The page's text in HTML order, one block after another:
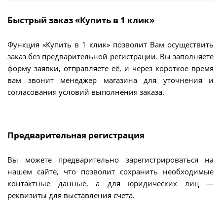
Быстрый заказ «Купить в 1 клик»
Функция «Купить в 1 клик» позволит Вам осуществить
заказ без предварительной регистрации. Вы заполняете
форму заявки, отправляете её, и через короткое время
вам звонит менеджер магазина для уточнения и
согласования условий выполнения заказа.
Предварительная регистрация
Вы можете предварительно зарегистрироваться на
нашем сайте, что позволит сохранить необходимые
контактные данные, а для юридических лиц —
реквизиты для выставления счета.